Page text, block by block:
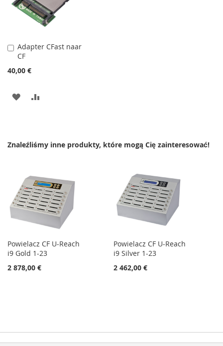
Adapter CFast naar
CF
40,00 €
Dodaj
do
koszyka
DODAJ
ŻYCZEŃ
Znaleźliśmy inne produkty, które mogą Cię zainteresować!
Powielacz CF U-Reach
i9 Gold 1-23
2 878,00 €
Powielacz CF U-Reach
i9 Silver 1-23
2 462,00 €